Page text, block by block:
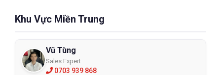
Khu Vực Miền Trung
Vũ Tùng
Sales Expert
0703 939 868